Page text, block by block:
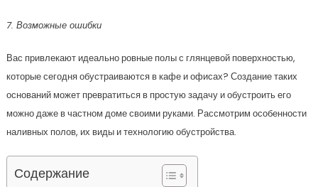
7. Возможные ошибки
Вас привлекают идеально ровные полы с глянцевой поверхностью,
которые сегодня обустраиваются в кафе и офисах? Создание таких
оснований может превратиться в простую задачу и обустроить его
можно даже в частном доме своими руками. Рассмотрим особенности
наливных полов, их виды и технологию обустройства.
Содержание